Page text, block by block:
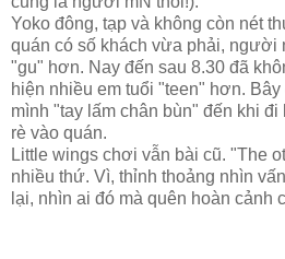
Yoko đông, tạp và không còn nét
quán có số khách vừa phải, người
"gu" hơn. Nay đến sau 8.30 đã
hiện nhiều em tuổi "teen" hơn.
mình "tay lấm chân bùn" đến khi
rè vào quán.
Little wings chơi vẫn bài cũ. "The
nhiều thứ. Vì, thỉnh thoảng nhìn
lại, nhìn ai đó mà quên hoàn cảnh